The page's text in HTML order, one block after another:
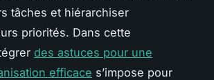
tâches et hiérarchiser
priorités. Dans cette
des astuces pour une
efficace s’impose pour